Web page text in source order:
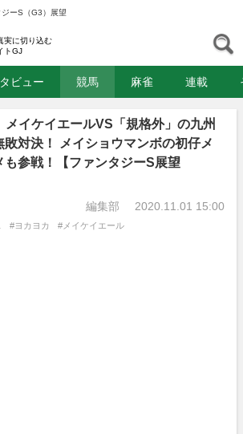
ジーS（G3）展望
実に切り込む
トGJ
ビュー 競馬 麻雀 連載
イケイエールVS「規格外」の九州
敗対決！ メイショウマンボの初仔メ
も参戦！【ファンタジーS展望
編集部 2020.11.01 15:00
#ヨカヨカ #メイケイエール